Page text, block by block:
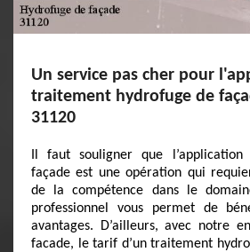
Un service pas cher pour
traitement hydrofuge de
31120
Il faut souligner que
façade est une opération qui
de la compétence dans le
professionnel vous permet de
avantages. D’ailleurs, avec notre
facade, le tarif d’un traitement